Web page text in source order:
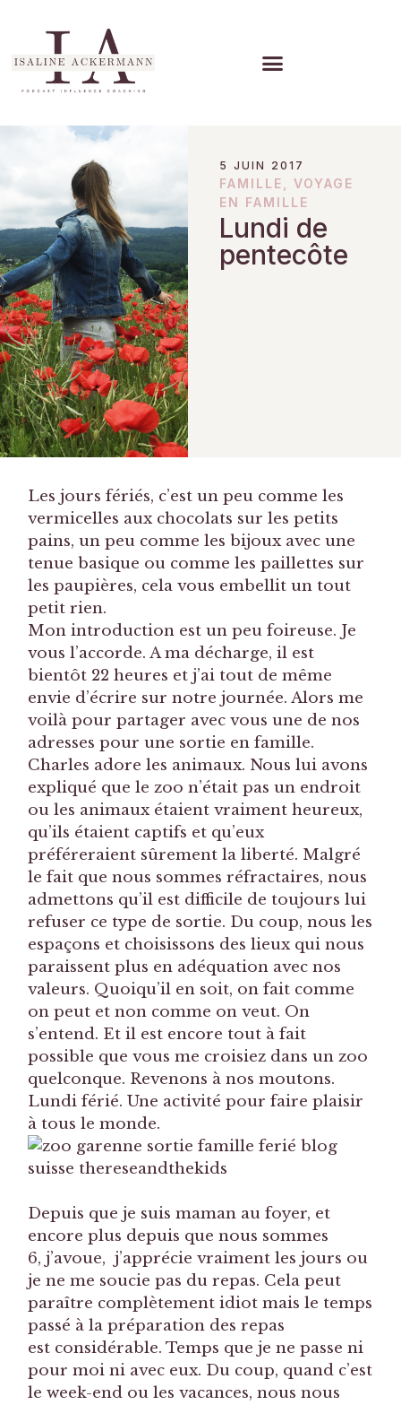
5 JUIN 2017
FAMILLE ,VOYAGE
EN FAMILLE
Lundi de
pentecôte
Les jours fériés, c’est un peu comme les
vermicelles aux chocolats sur les petits
pains, un peu comme les bijoux avec une
tenue basique ou comme les paillettes sur
les paupières, cela vous embellit un tout
petit rien.
Mon introduction est un peu foireuse. Je
vous l’accorde. A ma décharge, il est
bientôt 22 heures et j’ai tout de même
envie d’écrire sur notre journée. Alors me
voilà pour partager avec vous une de nos
adresses pour une sortie en famille.
Charles adore les animaux. Nous lui avons
expliqué que le zoo n’était pas un endroit
ou les animaux étaient vraiment heureux,
qu’ils étaient captifs et qu’eux
préféreraient sûrement la liberté. Malgré
le fait que nous sommes réfractaires, nous
admettons qu’il est difficile de toujours lui
refuser ce type de sortie. Du coup, nous les
espaçons et choisissons des lieux qui nous
paraissent plus en adéquation avec nos
valeurs. Quoiqu’il en soit, on fait comme
on peut et non comme on veut. On
s’entend. Et il est encore tout à fait
possible que vous me croisiez dans un zoo
quelconque. Revenons à nos moutons.
Lundi férié. Une activité pour faire plaisir
à tous le monde.
Depuis que je suis maman au foyer, et
encore plus depuis que nous sommes
6, j’avoue, j’apprécie vraiment les jours ou
je ne me soucie pas du repas. Cela peut
paraître complètement idiot mais le temps
passé à la préparation des repas
est considérable. Temps que je ne passe ni
pour moi ni avec eux. Du coup, quand c’est
le week-end ou les vacances, nous nous